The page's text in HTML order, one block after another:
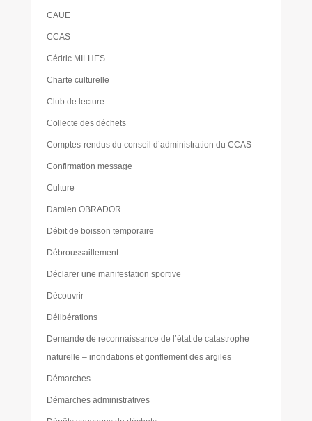
CAUE
CCAS
Cédric MILHES
Charte culturelle
Club de lecture
Collecte des déchets
Comptes-rendus du conseil d’administration du CCAS
Confirmation message
Culture
Damien OBRADOR
Débit de boisson temporaire
Débroussaillement
Déclarer une manifestation sportive
Découvrir
Délibérations
Demande de reconnaissance de l’état de catastrophe
naturelle – inondations et gonflement des argiles
Démarches
Démarches administratives